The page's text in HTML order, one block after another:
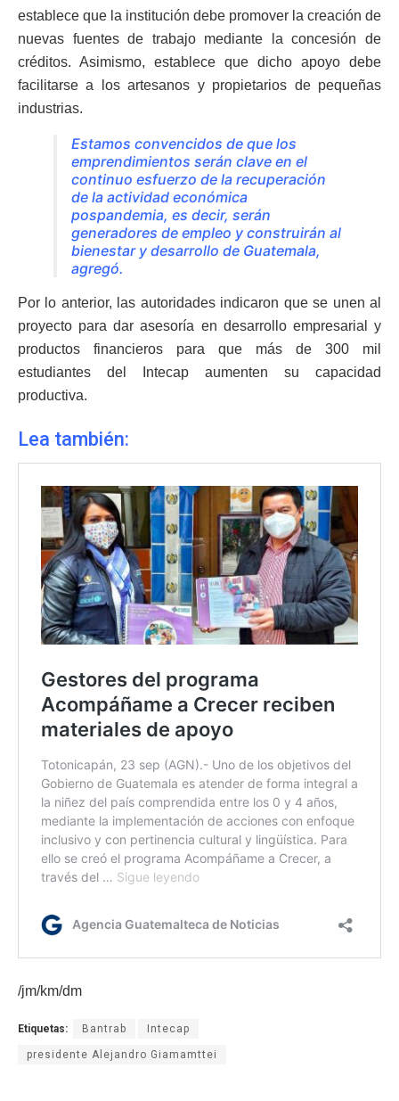
establece que la institución debe promover la creación de
nuevas fuentes de trabajo mediante la concesión de
créditos. Asimismo, establece que dicho apoyo debe
facilitarse a los artesanos y propietarios de pequeñas
industrias.
Estamos convencidos de que los
emprendimientos serán clave en el
continuo esfuerzo de la recuperación
de la actividad económica
pospandemia, es decir, serán
generadores de empleo y construirán al
bienestar y desarrollo de Guatemala,
agregó.
Por lo anterior, las autoridades indicaron que se unen al
proyecto para dar asesoría en desarrollo empresarial y
productos financieros para que más de 300 mil
estudiantes del Intecap aumenten su capacidad
productiva.
Lea también:
/jm/km/dm
Etiquetas: Bantrab Intecap
presidente Alejandro Giamamttei